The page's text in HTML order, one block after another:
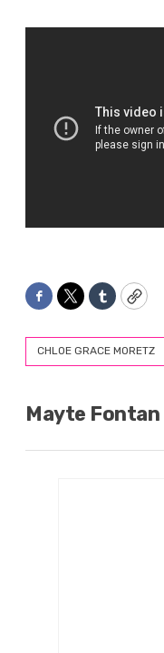
Facebook
TwitterTumblrCopy
CHLOE GRACE MORETZ
Mayte Fontan